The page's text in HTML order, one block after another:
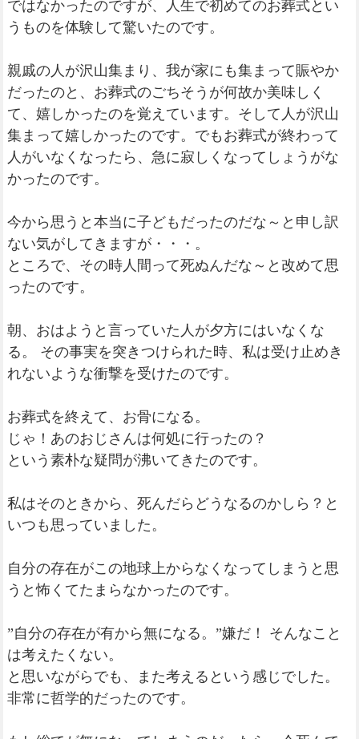
ではなかったのですが、人生で初めてのお葬式とい
うものを体験して驚いたのです。
親戚の人が沢山集まり、我が家にも集まって賑やか
だったのと、お葬式のごちそうが何故か美味しく
て、嬉しかったのを覚えています。そして人が沢山
集まって嬉しかったのです。でもお葬式が終わって
人がいなくなったら、急に寂しくなってしょうがな
かったのです。
今から思うと本当に子どもだったのだな～と申し訳
ない気がしてきますが・・・。
ところで、その時人間って死ぬんだな～と改めて思
ったのです。
朝、おはようと言っていた人が夕方にはいなくな
る。 その事実を突きつけられた時、私は受け止めき
れないような衝撃を受けたのです。
お葬式を終えて、お骨になる。
じゃ！あのおじさんは何処に行ったの？
という素朴な疑問が沸いてきたのです。
私はそのときから、死んだらどうなるのかしら？と
いつも思っていました。
自分の存在がこの地球上からなくなってしまうと思
うと怖くてたまらなかったのです。
”自分の存在が有から無になる。”嫌だ！ そんなこと
は考えたくない。
と思いながらでも、また考えるという感じでした。
非常に哲学的だったのです。